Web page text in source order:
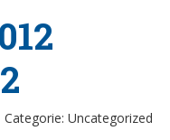
Categorie: Uncategorized